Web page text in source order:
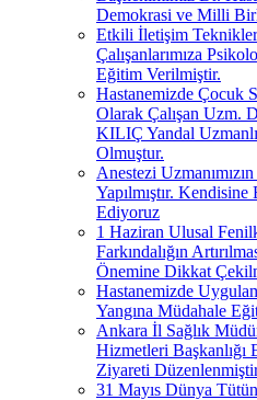
Demokrasi ve Milli
Etkili İletişim
Çalışanlarımıza
Eğitim Verilmiştir.
Hastanemizde Çocuk
Olarak Çalışan Uzm.
KILIÇ Yandal
Olmuştur.
Anestezi
Yapılmıştır.
Ediyoruz
1 Haziran Ulusal
Farkındalığın
Önemine Dikkat
Hastanemizde
Yangına Müdahale
Ankara İl Sağlık
Hizmetleri
Ziyareti
31 Mayıs Dünya